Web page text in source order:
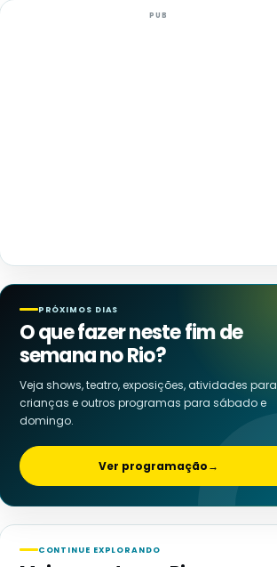
PUB
PRÓXIMOS DIAS
O que fazer neste fim de
semana no Rio?
Veja shows, teatro, exposições, atividades para
crianças e outros programas para sábado e
domingo.
Ver programação→
CONTINUE EXPLORANDO